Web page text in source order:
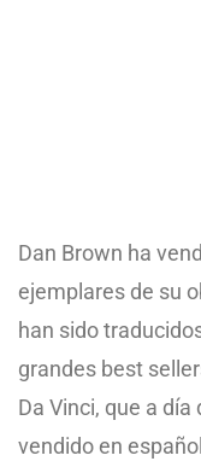
Dan Brown ha
ejemplares de su
han sido
grandes best
Da Vinci, que a
vendido en